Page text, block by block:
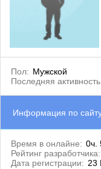
Пол: Мужской
Последняя
Информация по
Время в онлайне: 0ч.
Рейтинг разработчика:
Дата регистрации: 23